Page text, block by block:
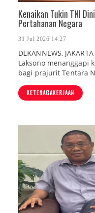
Kenaikan Tukin TNI
Pertahanan Negara
31 Jul 2026 14:27
DEKANNEWS,
Laksono menanggapi
bagi prajurit Tentara
KETENAGAKERJAAN